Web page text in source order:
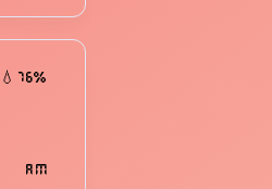
💧 76%
A M